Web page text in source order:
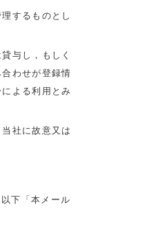
するものとし
与し，もしく
わせが登録情
よる利用とみ
社に故意又は
下「本メール